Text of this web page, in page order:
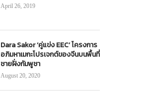
April 26, 2019
Dara Sakor ‘คู่แข่ง EEC’ โครงการ
อภิมหาเมกะโปรเจกต์ของจีนบนพื้นที่
ชายฝั่งกัมพูชา
August 20, 2020